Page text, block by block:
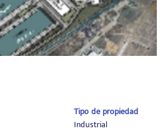
Tipo de propiedad
Industrial